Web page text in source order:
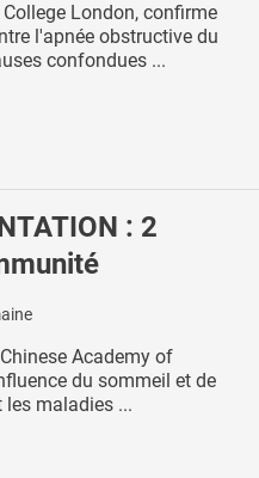
College London, confirme
l'apnée obstructive du
confondues ...
: 2
Academy of
du sommeil et de
maladies ...